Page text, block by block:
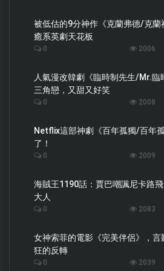
被低估的9分神作《克蘭弗德/克蘭
癒系英劇天花板
0 2006
人氣漫改韓劇《臨時制先生/Mr.臨
三角戀，又甜又好笑
0 2008
Netflix這部神劇《百年孤獨/百年
了！
0 2009
海賊王1190話：賈巴嘲諷尼卡路
大人
0 2083
女神索菲的電影《完美伴侶》，
狂的反轉
0 2039